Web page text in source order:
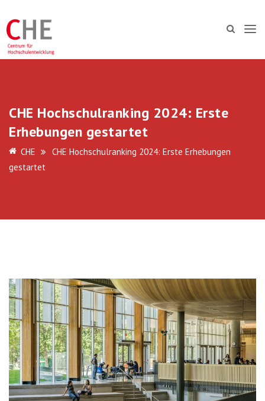
CHE Hochschulranking 2024: Erste
Erhebungen gestartet
CHE
CHE Hochschulranking 2024: Erste Erhebungen
gestartet